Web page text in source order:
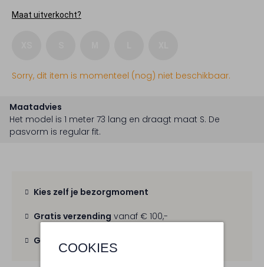
COOKIES
Maat uitverkocht?
Sorry, dit item is momenteel (nog) niet beschikbaar.
Maatadvies
Het model is 1 meter 73 lang en draagt maat S. De
pasvorm is regular fit.
Kies zelf je bezorgmoment
Gratis verzending vanaf € 100,-
Gratis retour binnen 30 dagen